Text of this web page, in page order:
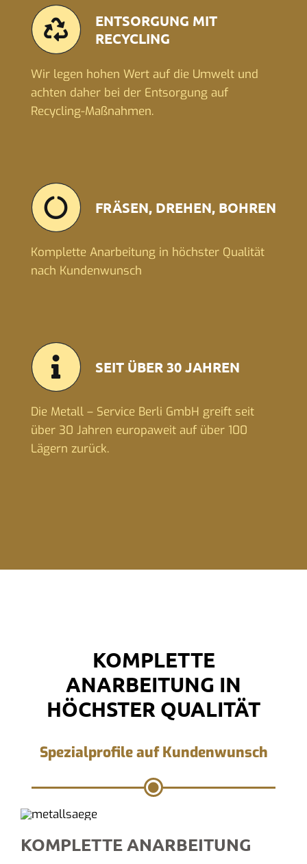
ENTSORGUNG MIT
RECYCLING
Wir legen hohen Wert auf die Umwelt und
achten daher bei der Entsorgung auf
Recycling-Maßnahmen.
FRÄSEN, DREHEN, BOHREN
Komplette Anarbeitung in höchster Qualität
nach Kundenwunsch
SEIT ÜBER 30 JAHREN
Die Metall – Service Berli GmbH greift seit
über 30 Jahren europaweit auf über 100
Lägern zurück.
KOMPLETTE
ANARBEITUNG IN
HÖCHSTER QUALITÄT
Spezialprofile auf Kundenwunsch
KOMPLETTE ANARBEITUNG